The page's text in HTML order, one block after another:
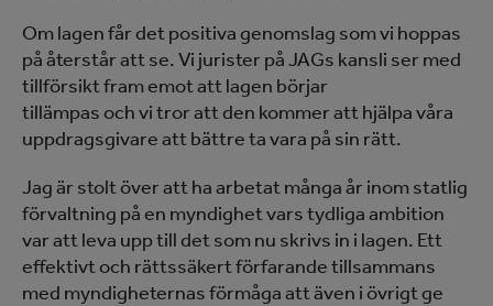
Om lagen får det positiva genomslag som vi hoppas
på återstår att se. Vi jurister på JAGs kansli ser med
tillförsikt fram emot att lagen börjar
tillämpas och vi tror att den kommer att hjälpa våra
uppdragsgivare att bättre ta vara på sin rätt.
Jag är stolt över att ha arbetat många år inom statlig
förvaltning på en myndighet vars tydliga ambition
var att leva upp till det som nu skrivs in i lagen. Ett
effektivt och rättssäkert förfarande tillsammans
med myndigheternas förmåga att även i övrigt ge